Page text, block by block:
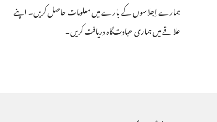
ہمارے اِجلاسوں کے بارے میں معلومات حاصل کریں۔ اپنے
علاقے میں ہماری عبادت‌گاہ دریافت کریں۔